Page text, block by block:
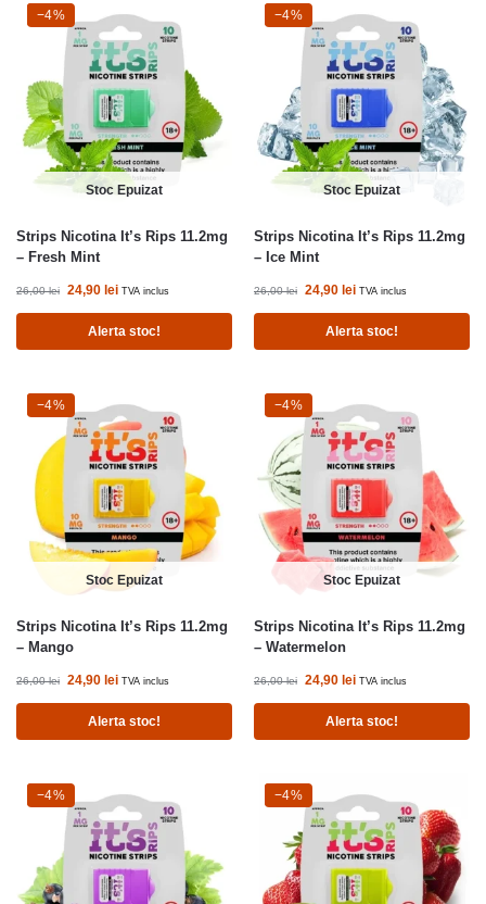
-4%
Stoc Epuizat
−4%
Strips Nicotina It’s Rips 11.2mg
– Fresh Mint
26,00lei 24,90 lei TVA inclus
Alerta stoc!
-4%
Stoc Epuizat
−4%
Strips Nicotina It’s Rips 11.2mg
– Ice Mint
26,00lei 24,90 lei TVA inclus
Alerta stoc!
-4%
Stoc Epuizat
−4%
Strips Nicotina It’s Rips 11.2mg
– Mango
26,00lei 24,90 lei TVA inclus
Alerta stoc!
-4%
Stoc Epuizat
−4%
Strips Nicotina It’s Rips 11.2mg
– Watermelon
26,00lei 24,90 lei TVA inclus
Alerta stoc!
-4%
−4% -4%
−4%